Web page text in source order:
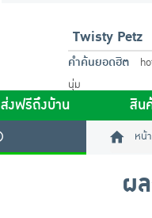
คำค้นยอดฮิต
นุ่ม
ส่งฟรีถึงบ้าน สิน
หน้
ผ